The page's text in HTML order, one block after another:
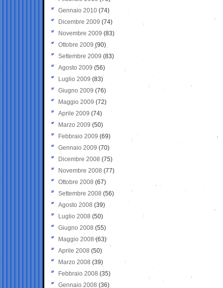
Gennaio 2010 (74)
Dicembre 2009 (74)
Novembre 2009 (83)
Ottobre 2009 (90)
Settembre 2009 (83)
Agosto 2009 (56)
Luglio 2009 (83)
Giugno 2009 (76)
Maggio 2009 (72)
Aprile 2009 (74)
Marzo 2009 (50)
Febbraio 2009 (69)
Gennaio 2009 (70)
Dicembre 2008 (75)
Novembre 2008 (77)
Ottobre 2008 (67)
Settembre 2008 (56)
Agosto 2008 (39)
Luglio 2008 (50)
Giugno 2008 (55)
Maggio 2008(63)
Aprile 2008 (50)
Marzo 2008 (39)
Febbraio 2008 (35)
Gennaio 2008 (36)